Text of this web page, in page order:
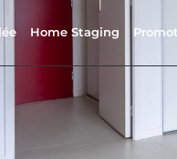
Home Staging